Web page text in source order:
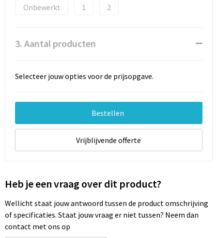
Onbewerkt
1 2
3. Aantal producten
Selecteer jouw opties voor de prijsopgave.
Bestellen
Vrijblijvende offerte
Heb je een vraag over dit product?
Wellicht staat jouw antwoord tussen de product omschrijving
of specificaties. Staat jouw vraag er niet tussen? Neem dan
contact met ons op